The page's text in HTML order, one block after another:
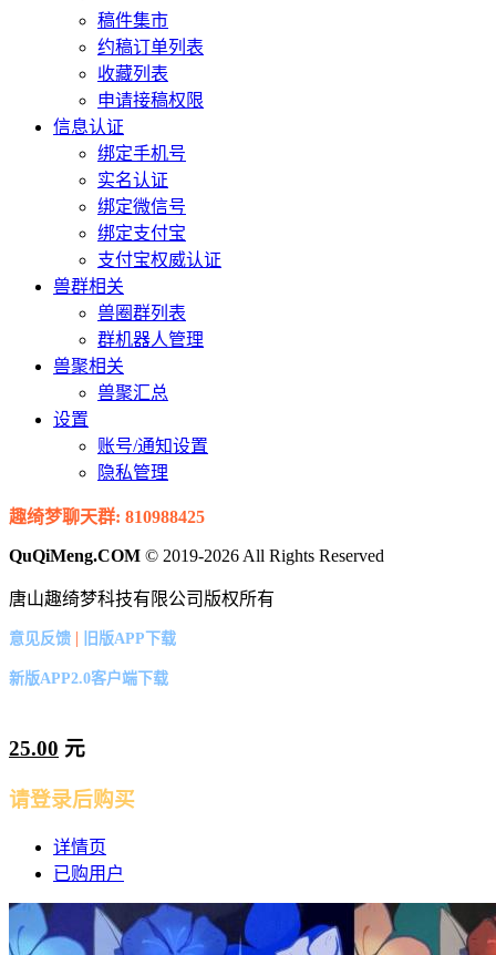
稿件集市
约稿订单列表
收藏列表
申请接稿权限
信息认证
绑定手机号
实名认证
绑定微信号
绑定支付宝
支付宝权威认证
兽群相关
兽圈群列表
群机器人管理
兽聚相关
兽聚汇总
设置
账号/通知设置
隐私管理
趣绮梦聊天群: 810988425
QuQiMeng.COM © 2019-2026 All Rights Reserved
唐山趣绮梦科技有限公司版权所有
意见反馈 | 旧版APP下载
新版APP2.0客户端下载
25.00 元
请登录后购买
详情页
已购用户